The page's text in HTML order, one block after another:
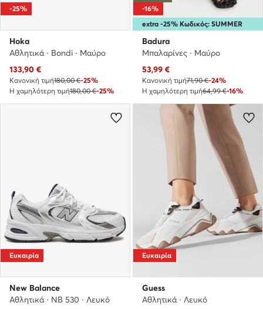
-25%
Hoka
Αθλητικά · Bondi · Μαύρο
Τρέχουσα τιμή
133,90 €
Κανονική τιμή180,00 €-25%
Η χαμηλότερη τιμή180,00 €-25%
extra -25% Κωδικός: SUMMER
-16%
Badura
Μπαλαρίνες · Μαύρο
Τρέχουσα τιμή
53,99 €
Κανονική τιμή71,90 €-24%
Η χαμηλότερη τιμή64,99 €-16%
Ευκαιρία
New Balance
Αθλητικά · NB 530 · Λευκό
Ευκαιρία
Guess
Αθλητικά · Λευκό